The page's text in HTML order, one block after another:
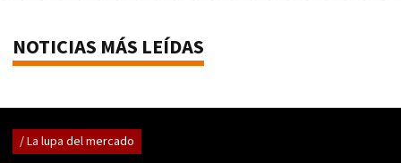
NOTICIAS MÁS LEÍDAS
/ La lupa del mercado